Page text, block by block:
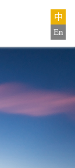
中
En